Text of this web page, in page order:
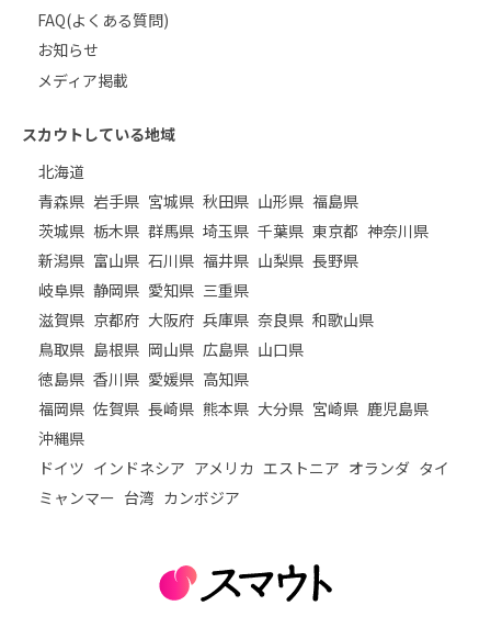
FAQ(よくある質問)
お知らせ
メディア掲載
スカウトしている地域
北海道
青森県 岩手県 宮城県 秋田県 山形県 福島県
茨城県 栃木県 群馬県 埼玉県 千葉県 東京都 神奈川県
新潟県 富山県 石川県 福井県 山梨県 長野県
岐阜県 静岡県 愛知県 三重県
滋賀県 京都府 大阪府 兵庫県 奈良県 和歌山県
鳥取県 島根県 岡山県 広島県 山口県
徳島県 香川県 愛媛県 高知県
福岡県 佐賀県 長崎県 熊本県 大分県 宮崎県 鹿児島県
沖縄県
ドイツ インドネシア アメリカ エストニア オランダ タイ
ミャンマー 台湾 カンボジア